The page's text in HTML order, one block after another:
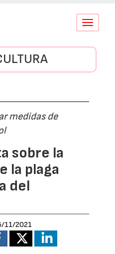
Conmutar
medidas de
sobre la
la plaga
del
11/2021